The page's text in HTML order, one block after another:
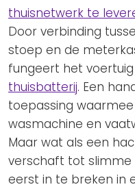
thuisnetwerk te
Door verbinding
stoep en de
fungeert het
thuisbatterij. Een
toepassing
wasmachine en
Maar wat als een
verschaft tot slimme
eerst in te breken in